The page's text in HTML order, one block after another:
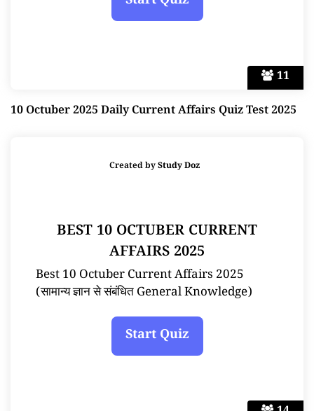
11
10 Octuber 2025 Daily Current Affairs Quiz Test 2025
Created byStudy Doz
BEST 10 OCTUBER CURRENT
AFFAIRS 2025
Best 10 Octuber Current Affairs 2025
(सामान्य ज्ञान से संबंधित General Knowledge)